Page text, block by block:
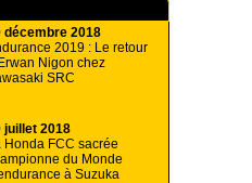
décembre 2018
2019 : Le retour
Nigon chez
SRC
juillet 2018
Honda FCC sacrée
du Monde
à Suzuka